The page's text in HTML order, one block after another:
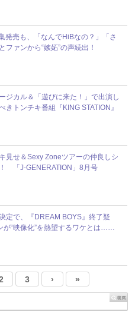
発売も、「なんでHiBなの？」「さ
ファンから“嫉妬”の声続出！
ジカル＆「遊びに来た！」で出演し
トンチキ番組『KING STATION』
見せ＆Sexy Zoneツアーの仲良しシ
「J-GENERATION」8月号
定で、『DREAM BOYS』終了疑
“映像化”を熱望するワケとは……
3 › »